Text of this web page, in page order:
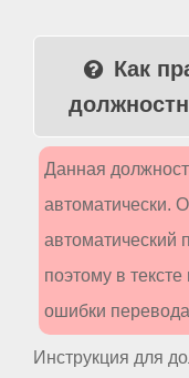
Как
Данная
автоматически.
автоматический
поэтому в
ошибки
Инструкция для